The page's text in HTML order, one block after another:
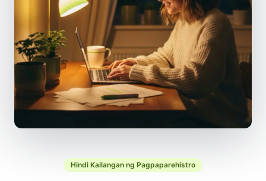
Hindi Kailangan ng Pagpaparehistro